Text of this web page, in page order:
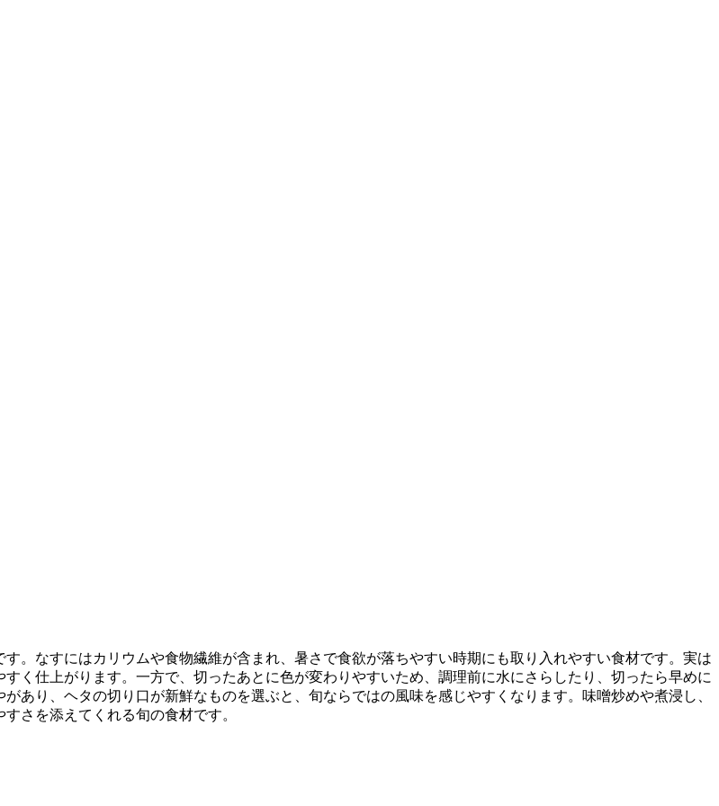
。なすにはカリウムや食物繊維が含まれ、暑さで食欲が落ちやすい時期にも取り入れやすい食材です。実は
く仕上がります。一方で、切ったあとに色が変わりやすいため、調理前に水にさらしたり、切ったら早めに
あり、ヘタの切り口が新鮮なものを選ぶと、旬ならではの風味を感じやすくなります。味噌炒めや煮浸し、
さを添えてくれる旬の食材です。